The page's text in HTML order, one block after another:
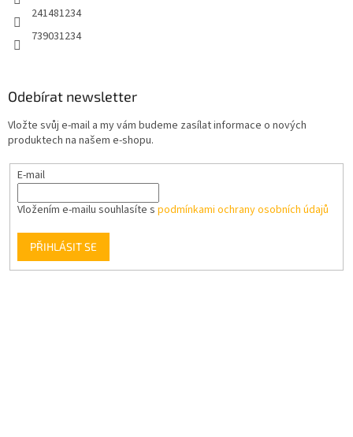
241481234
739031234
Odebírat newsletter
Vložte svůj e-mail a my vám budeme zasílat informace o nových
produktech na našem e-shopu.
E-mail
Vložením e-mailu souhlasíte s podmínkami ochrany osobních údajů
PŘIHLÁSIT SE